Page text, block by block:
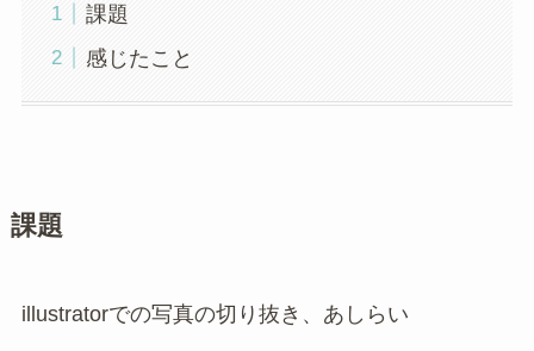
課題
感じたこと
課題
illustratorでの写真の切り抜き、あしらい